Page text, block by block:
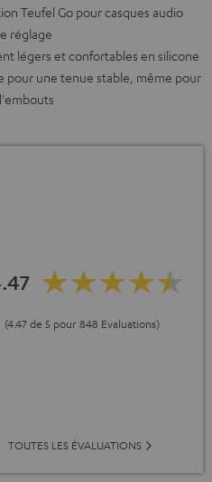
Teufel Go pour casques audio
réglage
légers et confortables en silicone
pour une tenue stable, même pour
(4.47 de 5 pour 848 Evaluations)
TOUTES LES ÉVALUATIONS